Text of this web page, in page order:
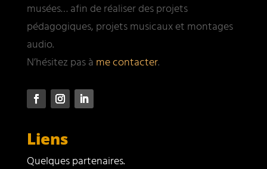
musées… afin de réaliser des projets
pédagogiques, projets musicaux et montages
audio.
N’hésitez pas à me contacter.
Liens
Quelques partenaires.